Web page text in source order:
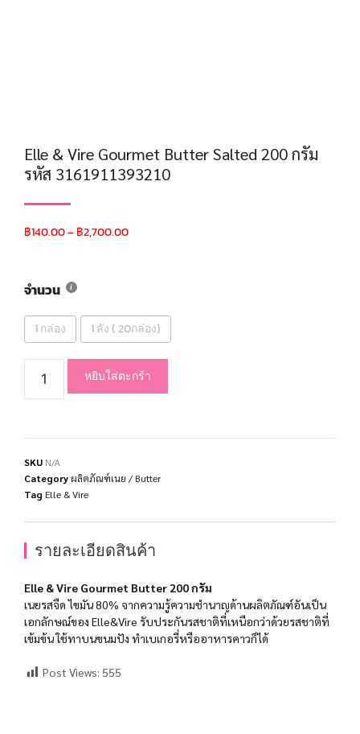
Elle & Vire Gourmet Butter Salted 200 กรัม
รหัส 3161911393210
฿140.00–฿2,700.00
จำนวน
1 กล่อง 1 ลัง ( 20กล่อง)
หยิบใส่ตะกร้า
SKU N/A
Category ผลิตภัณฑ์เนย / Butter
Tag Elle & Vire
รายละเอียดสินค้า
Elle & Vire Gourmet Butter 200 กรัม
เนยรสจืด ไขมัน 80% จากความรู้ความชำนาญด้านผลิตภัณฑ์อันเป็น
เอกลักษณ์ของ Elle&Vire รับประกันรสชาติที่เหนือกว่าด้วยรสชาติที่
เข้มข้น ใช้ทาบนขนมปัง ทำเบเกอรี่หรืออาหารคาวก็ได้
Post Views: 555